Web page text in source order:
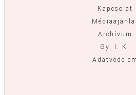
Kapcsolat
Archívum
Gy. I. K.
Adatvédelem